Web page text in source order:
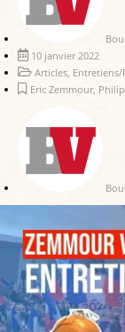
10 janvier 2022
Articles, Entretiens/
Eric Zemmour,